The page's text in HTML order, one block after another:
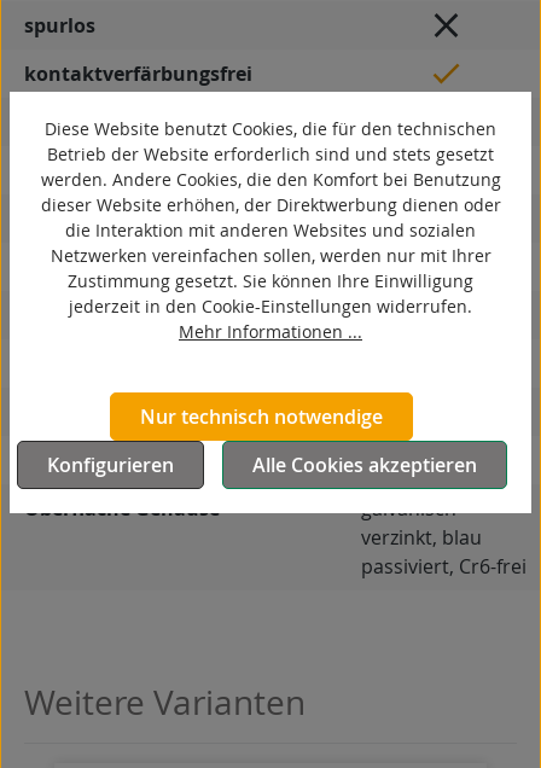
spurlos
kontaktverfärbungsfrei
antistatisch
ESD
elektrisch leitfähig
korrosionsbeständig
hitzebeständig
Bockrolle
Material Gehäuse
Stahlblech
Oberfläche Gehäuse
galvanisch
verzinkt, blau
passiviert, Cr6-frei
Produktgalerie überspringen
Weitere Varianten
Diese Website benutzt Cookies, die für den technischen
Betrieb der Website erforderlich sind und stets gesetzt
werden. Andere Cookies, die den Komfort bei Benutzung
dieser Website erhöhen, der Direktwerbung dienen oder
die Interaktion mit anderen Websites und sozialen
Netzwerken vereinfachen sollen, werden nur mit Ihrer
Zustimmung gesetzt. Sie können Ihre Einwilligung
jederzeit in den Cookie-Einstellungen widerrufen.
Mehr Informationen ...
Nur technisch notwendige
Konfigurieren
Alle Cookies akzeptieren